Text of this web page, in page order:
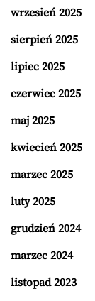
wrzesień 2025
sierpień 2025
lipiec 2025
czerwiec 2025
maj 2025
kwiecień 2025
marzec 2025
luty 2025
grudzień 2024
marzec 2024
listopad 2023